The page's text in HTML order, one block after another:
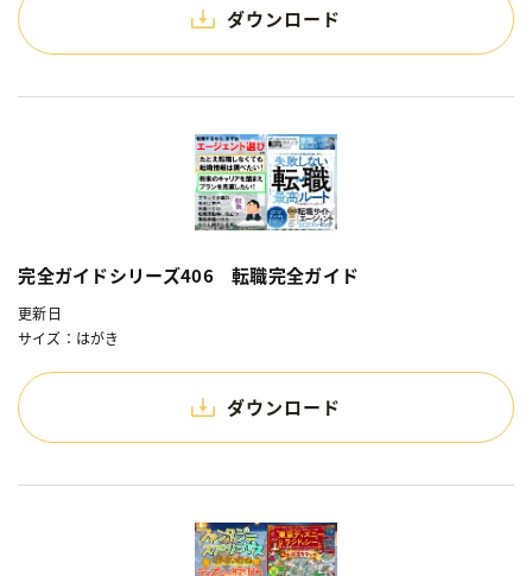
ダウンロード
完全ガイドシリーズ406 転職完全ガイド
更新日
サイズ：はがき
ダウンロード